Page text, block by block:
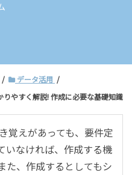
データ活用
やすく解説! 作成に必要な基礎知識
覚えがあっても、要件定
いなければ、作成する機
た、作成するとしてもシ